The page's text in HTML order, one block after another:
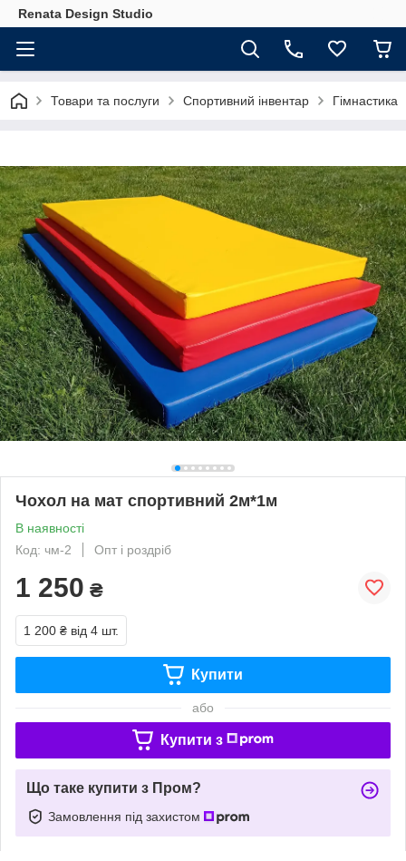
Renata Design Studio
Товари та послуги Спортивний інвентар Гімнастика
Чохол на мат спортивний 2м*1м
В наявності
Код: чм-2
Опт і роздріб
1 250 ₴
1 200 ₴ від 4 шт.
Купити
або
Купити з
Що таке купити з Пром?
Замовлення під захистом